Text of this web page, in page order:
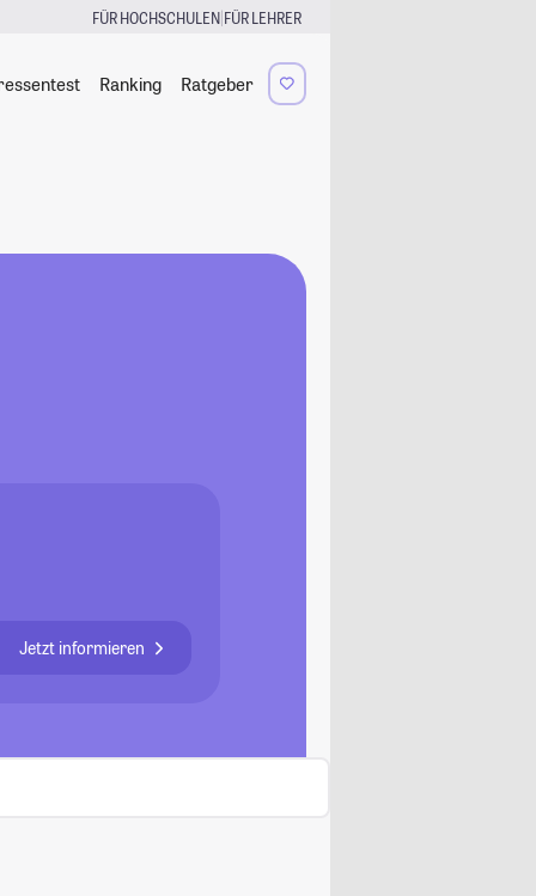
FÜR HOCHSCHULEN|FÜR LEHRER
Ranking Ratgeber
Jetzt informieren